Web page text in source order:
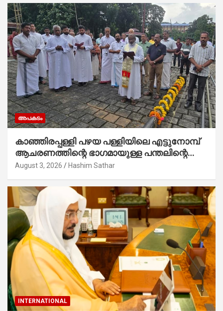
അപകടം
കാഞ്ഞിരപ്പള്ളി പഴയ പള്ളിയിലെ എട്ടുനോമ്പ്
ആചരണത്തിന്റെ ഭാഗമായുള്ള പന്തലിന്റെ
കാൽനാട്ട് കർമ്മം ആർച്ച് പ്രീസ്റ്റ് വെരി.
August 3, 2026 Hashim Sathar
INTERNATIONAL